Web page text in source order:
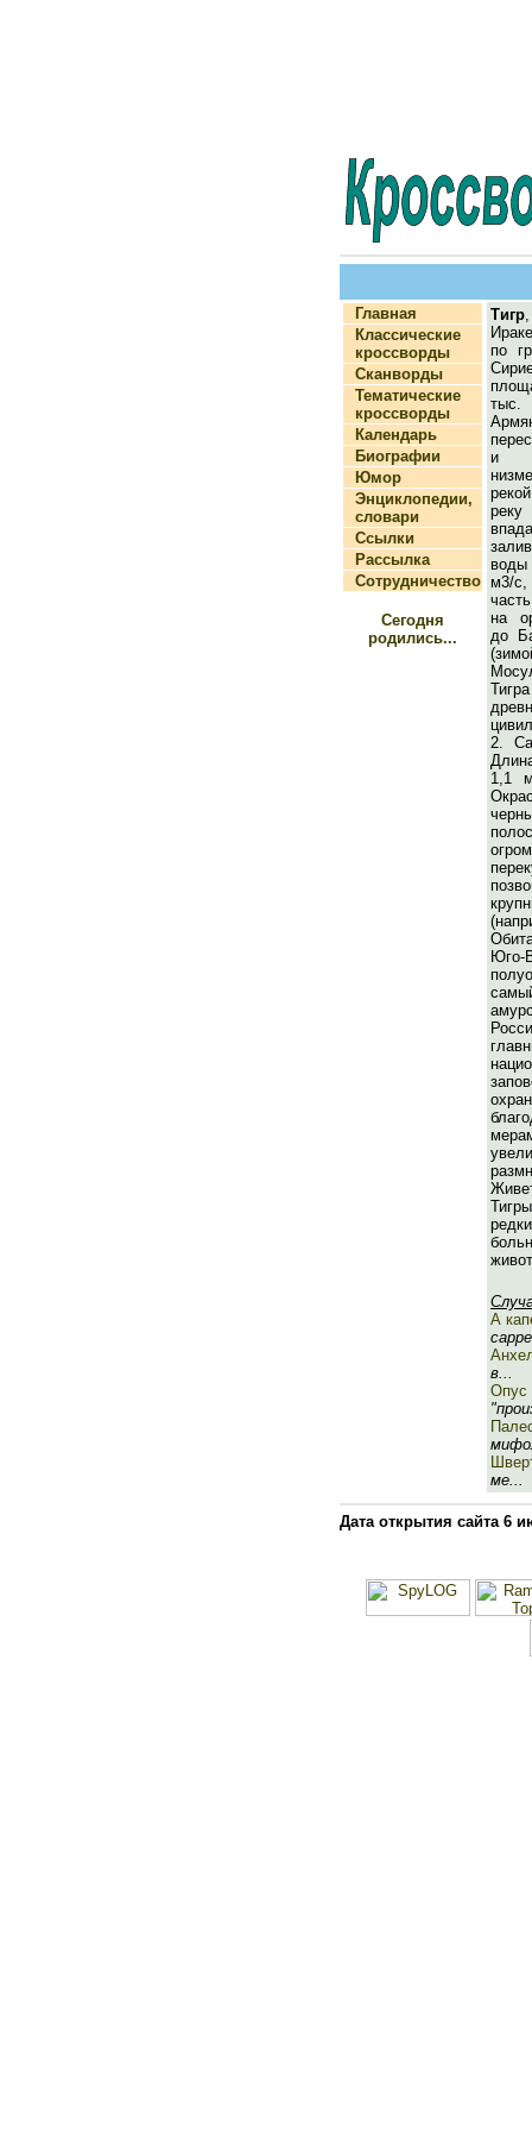
Главная
Классические
кроссворды
Сканворды
Тематические
кроссворды
Календарь
Биографии
Юмор
Энциклопедии,
словари
Ссылки
Рассылка
Сотрудничество
Сегодня
родились...
Тигр
по
тыс.
и
м3/
на
до
2.
1,1
Юго-
А
в...
Опус
ме...
Дата открытия сайта 6